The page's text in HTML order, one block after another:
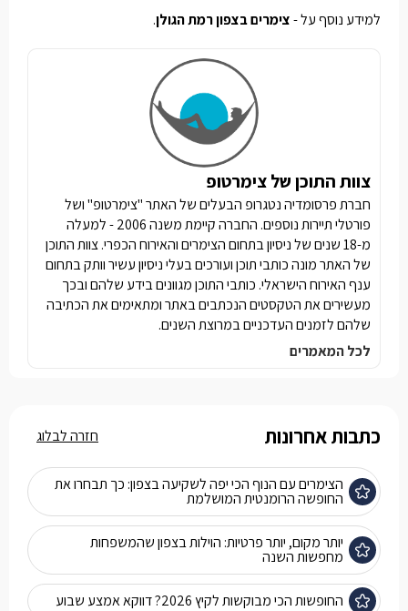
למידע נוסף על -צימרים בצפון רמת הגולן.
צוות התוכן של צימרטופ
חברת פרסומדיה נטגרופ הבעלים של האתר "צימרטופ" ושל
פורטלי תיירות נוספים. החברה קיימת משנה 2006 - למעלה
מ-18 שנים של ניסיון בתחום הצימרים והאירוח הכפרי. צוות התוכן
של האתר מונה כותבי תוכן ועורכים בעלי ניסיון עשיר וותק בתחום
ענף האירוח הישראלי. כותבי התוכן מגוונים בידע שלהם ובכך
מעשירים את הטקסטים הנכתבים באתר ומתאימים את הכתיבה
שלהם לזמנים העדכניים במרוצת השנים.
לכל המאמרים
כתבות אחרונות
הצימרים עם הנוף הכי יפה לשקיעה בצפון: כך תבחרו את
החופשה הרומנטית המושלמת
יותר מקום, יותר פרטיות: הוילות בצפון שהמשפחות
מחפשות השנה
החופשות הכי מבוקשות לקיץ 2026? דווקא אמצע שבוע
חזרה לבלוג